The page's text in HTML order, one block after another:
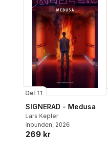
Del 11
SIGNERAD - Medusa
Lars Kepler
Inbunden, 2026
269 kr